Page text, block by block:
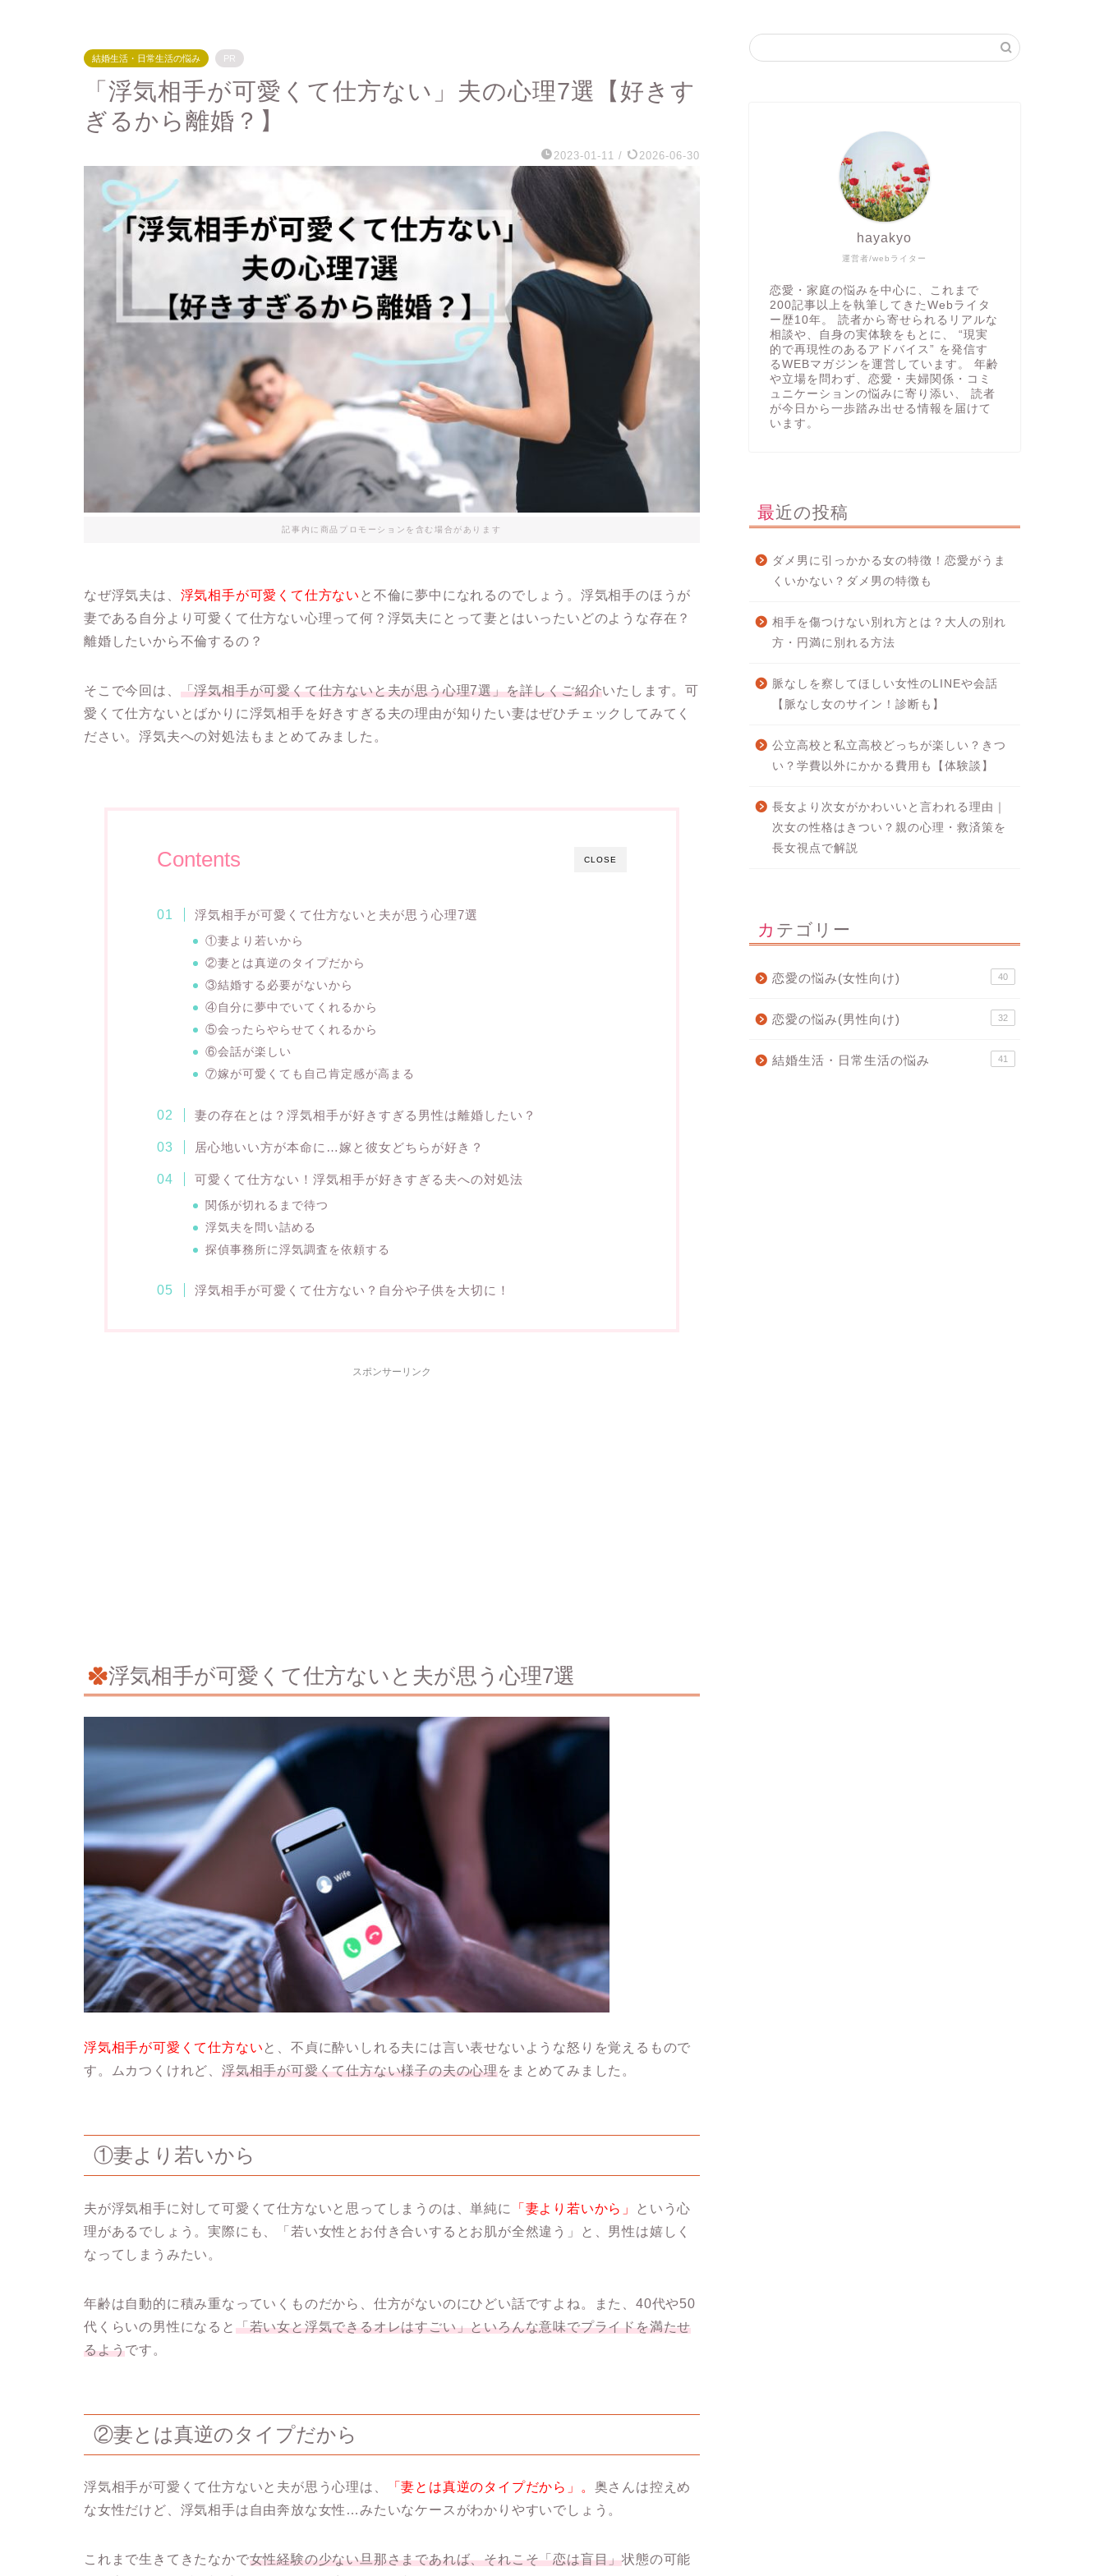
結婚生活・日常生活の悩み PR
「浮気相手が可愛くて仕方ない」夫の心理7選【好きす
ぎるから離婚？】
2023-01-11 / 2026-06-30
記事内に商品プロモーションを含む場合があります
なぜ浮気夫は、 浮気相手が可愛くて仕方ない と不倫に夢中になれるのでしょう。浮気相手のほうが
妻である自分より可愛くて仕方ない心理って何？ 浮気夫にとって妻とはいったいどのような存在？
離婚したいから不倫するの？
そこで今回は、 「浮気相手が可愛くて仕方ないと夫が思う心理7選」を詳しくご紹介いたします。可
愛くて仕方ないとばかりに浮気相手を好きすぎる夫の理由が知りたい妻はぜひチェックしてみてく
ださい。浮気夫への対処法も まとめてみました。
CLOSE
Contents
浮気相手が可愛くて仕方ないと夫が思う心理7選
①妻より若いから
②妻とは真逆のタイプだから
③結婚する必要がないから
④自分に夢中でいてくれるから
⑤会ったらやらせてくれるから
⑥会話が楽しい
⑦嫁が可愛くても自己肯定感が高まる
妻の存在とは？浮気相手が好きすぎる男性は離婚したい？
居心地いい方が本命に…嫁と彼女どちらが好き？
可愛くて仕方ない！浮気相手が好きすぎる夫への対処法
関係が切れるまで待つ
浮気夫を問い詰める
探偵事務所に浮気調査を依頼する
浮気相手が可愛くて仕方ない？自分や子供を大切に！
スポンサーリンク
浮気相手が可愛くて仕方ないと夫が思う心理7選
浮気相手が可愛くて仕方ない と、不貞に酔いしれる夫には言い表せないような怒りを覚えるもので
す。ムカつくけれど、浮気相手が可愛くて仕方ない様子の夫の心理をまとめてみました。
①妻より若いから
夫が浮気相手に対して可愛くて仕方ないと思ってしまうのは、単純に 「妻より若いから」
という心
理があるでしょう。実際にも、
「若い女性とお付き合いするとお肌が全然違う」
と、男性は嬉しく
なってしまうみたい。
年齢は自動的に積み重なっていくものだから、仕方がないのにひどい話ですよね。また、40代や50
代くらいの男性になると 「若い女と浮気できるオレはすごい」といろんな意味でプライドを満たせ
るようです。
②妻とは真逆のタイプだから
浮気相手が可愛くて仕方ないと夫が思う心理は、 「妻とは真逆のタイプだから」。 奥さんは控えめ
な女性だけど、浮気相手は自由奔放な女性…みたいなケースがわかりやすいでしょう。
これまで生きてきたなかで女性経験の少ない旦那さまであれば、それこそ「恋は盲目」状態の可能
運営者/webライター
hayakyo
恋愛・家庭の悩みを中心に、これまで
200記事以上を執筆してきたWebライタ
ー歴10年。 読者から寄せられるリアルな
相談や、自身の実体験をもとに、 “現実
的で再現性のあるアドバイス” を発信す
るWEBマガジンを運営しています。 年齢
や立場を問わず、恋愛・夫婦関係・コミ
ュニケーションの悩みに寄り添い、 読者
が今日から一歩踏み出せる情報を届けて
います。
最近の投稿
ダメ男に引っかかる女の特徴！恋愛がうま
くいかない？ダメ男の特徴も
相手を傷つけない別れ方とは？大人の別れ
方・円満に別れる方法
脈なしを察してほしい女性のLINEや会話
【脈なし女のサイン！診断も】
公立高校と私立高校どっちが楽しい？きつ
い？学費以外にかかる費用も【体験談】
長女より次女がかわいいと言われる理由｜
次女の性格はきつい？親の心理・救済策を
長女視点で解説
カテゴリー
恋愛の悩み(女性向け) 40
恋愛の悩み(男性向け) 32
結婚生活・日常生活の悩み 41